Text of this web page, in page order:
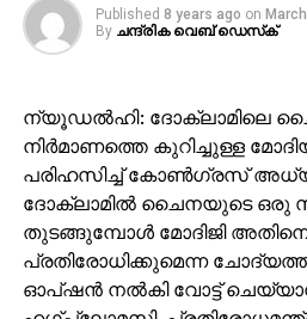
Published 8 years ago on
By ചന്ദ്രിക വെബ് ഡെസ്‌ക്‌
ന്യൂഡല്‍ഹി: ദോക്‌ലാമിലെ
നിര്‍മാണത്തെ കുറിച്ചുള്ള
പരിഹസിച്ച് കോണ്‍ഗ്രസ്
ദോക്‌ലാമില്‍ ചൈനയുടെ ഒരു
തുടങ്ങുമ്പോള്‍ മോദിജി
പ്രതിരോധിക്കുമെന്ന
ഓപ്ഷന്‍ നല്‍കി വോട്ട്